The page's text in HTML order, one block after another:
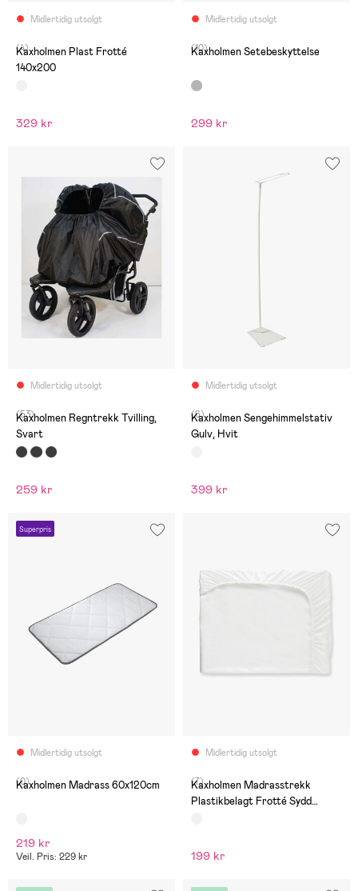
Midlertidig utsolgt
(4)
Kaxholmen Plast Frotté
140x200
329 kr
Midlertidig utsolgt
(10)
Kaxholmen Setebeskyttelse
299 kr
Midlertidig utsolgt
(53)
Kaxholmen Regntrekk Tvilling,
Svart
259 kr
Midlertidig utsolgt
(6)
Kaxholmen Sengehimmelstativ
Gulv, Hvit
399 kr
Superpris
Midlertidig utsolgt
(0)
Kaxholmen Madrass 60x120cm
219 kr
Veil. Pris: 229 kr
Midlertidig utsolgt
(7)
Kaxholmen Madrasstrekk
Plastikbelagt Frotté Sydd
199 kr